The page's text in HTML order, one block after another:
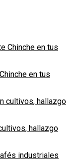
en tus
hallazgo